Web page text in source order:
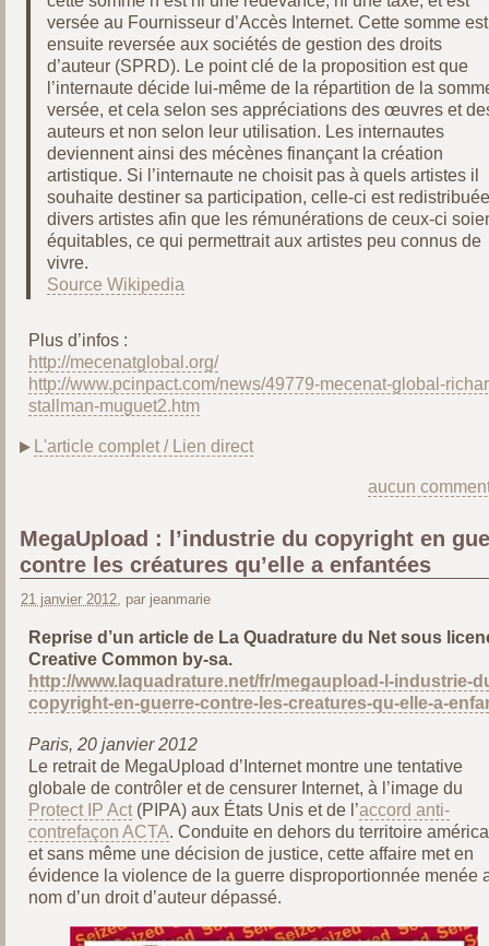
versée au Fournisseur d’Accès Internet. Cette somme est
ensuite reversée aux sociétés de gestion des droits
d’auteur (SPRD). Le point clé de la proposition est que
l’internaute décide lui-même de la répartition de la
versée, et cela selon ses appréciations des œuvres et
auteurs et non selon leur utilisation. Les internautes
deviennent ainsi des mécènes finançant la création
artistique. Si l’internaute ne choisit pas à quels artistes il
souhaite destiner sa participation, celle-ci est
divers artistes afin que les rémunérations de ceux-ci
équitables, ce qui permettrait aux artistes peu connus de
vivre.
Source Wikipedia
Plus d’infos :
http://mecenatglobal.org/
http://www.pcinpact.com/news/49779-mecenat-global-
stallman-muguet2.htm
L'article complet / Lien direct
aucun
MegaUpload : l’industrie du copyright en
contre les créatures qu’elle a enfantées
21 janvier 2012, par jeanmarie
Reprise d’un article de La Quadrature du Net sous
Creative Common by-sa.
http://www.laquadrature.net/fr/megaupload-l-industrie-
copyright-en-guerre-contre-les-creatures-qu-elle-a-
Paris, 20 janvier 2012
Le retrait de MegaUpload d’Internet montre une tentative
globale de contrôler et de censurer Internet, à l’image du
Protect IP Act(PIPA) aux États Unis et de l’accord anti-
contrefaçon ACTA. Conduite en dehors du territoire
et sans même une décision de justice, cette affaire met en
évidence la violence de la guerre disproportionnée menée
nom d’un droit d’auteur dépassé.